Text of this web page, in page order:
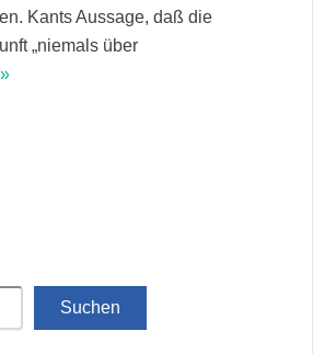
Kants Aussage, daß die
„niemals über
Suchen